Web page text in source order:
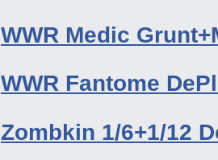
WWR Medic
WWR Fantome
Zombkin 1/6+1/12